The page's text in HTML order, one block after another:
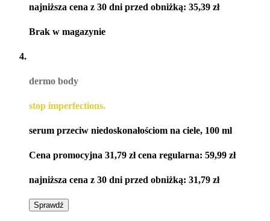
najniższa cena z 30 dni przed obniżką: 35,39 zł
Brak w magazynie
dermo body
stop imperfections.
serum przeciw niedoskonałościom na ciele, 100 ml
Cena promocyjna 31,79 zł cena regularna: 59,99 zł
najniższa cena z 30 dni przed obniżką: 31,79 zł
Sprawdź